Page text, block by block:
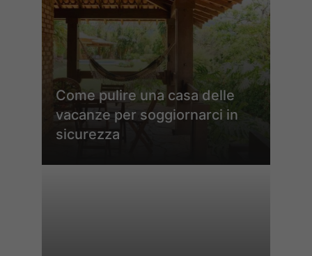
Come pulire una casa delle
vacanze per soggiornarci in
sicurezza